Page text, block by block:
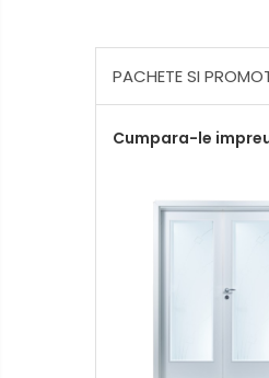
PACHETE SI
Cumpara-le